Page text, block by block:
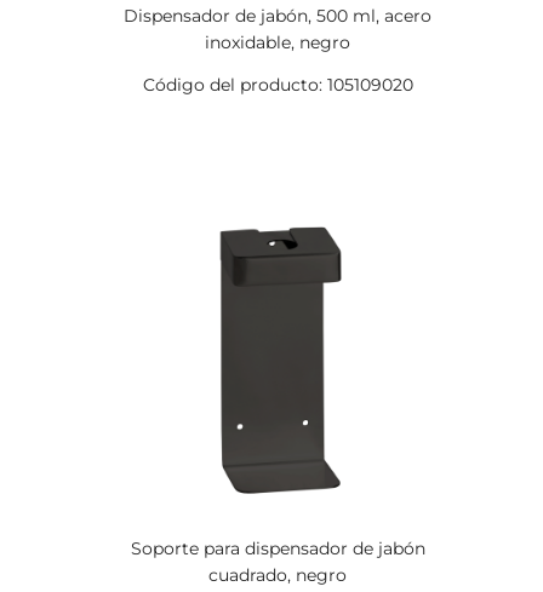
Dispensador de jabón, 500 ml, acero
inoxidable, negro
Código del producto: 105109020
Soporte para dispensador de jabón
cuadrado, negro